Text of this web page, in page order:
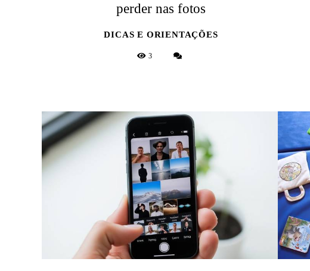
perder nas fotos
DICAS E ORIENTAÇÕES
3